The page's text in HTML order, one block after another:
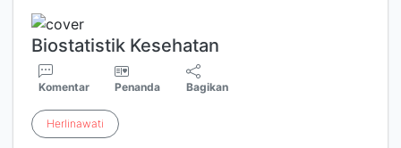
Biostatistik Kesehatan
Komentar Penanda Bagikan
Herlinawati